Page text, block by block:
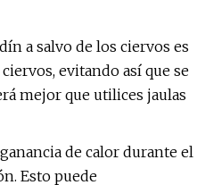
a salvo de los ciervos es
evitando así que se
mejor que utilices jaulas
de calor durante el
Esto puede